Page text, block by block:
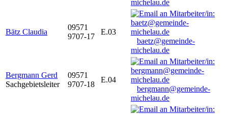
michelau.de
Bätz Claudia
09571
9707-17
E.03
baetz@gemeinde-
michelau.de
Bergmann Gerd
Sachgebietsleiter
09571
9707-18
E.04
bergmann@gemeinde-
michelau.de